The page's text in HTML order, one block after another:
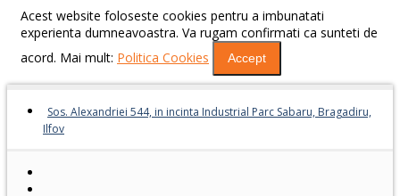
Acest website foloseste cookies pentru a imbunatati
experienta dumneavoastra. Va rugam confirmati ca sunteti de
acord. Mai mult: Politica Cookies Accept
Sos. Alexandriei 544, in incinta Industrial Parc Sabaru, Bragadiru,
Ilfov